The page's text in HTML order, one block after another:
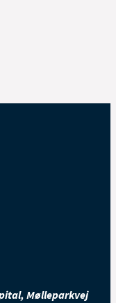
Mølleparkvej